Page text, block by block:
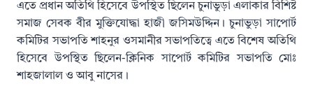
এতে প্রধান অতিথি হিসেবে উপস্থিত ছিলেন চুনাভুড়া এলাকার বিশিষ্ট
সমাজ সেবক বীর মুক্তিযোদ্ধা হাজী জসিমউদ্দিন। চুনাভুড়া সাপোর্ট
কমিটির সভাপতি শাহনুর ওসমানীর সভাপতিত্বে এতে বিশেষ অতিথি
হিসেবে উপস্থিত ছিলেন-ক্লিনিক সাপোর্ট কমিটির সভাপতি মোঃ
শাহজালাল ও আবু নাসের।